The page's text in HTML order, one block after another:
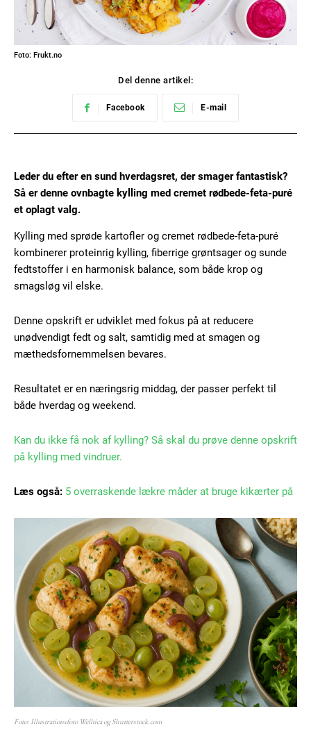
Foto: Frukt.no
Del denne artikel:
Facebook E-mail
Leder du efter en sund hverdagsret, der smager fantastisk?
Så er denne ovnbagte kylling med cremet rødbede-feta-puré
et oplagt valg.
Kylling med sprøde kartofler og cremet rødbede-feta-puré
kombinerer proteinrig kylling, fiberrige grøntsager og sunde
fedtstoffer i en harmonisk balance, som både krop og
smagsløg vil elske.
Denne opskrift er udviklet med fokus på at reducere
unødvendigt fedt og salt, samtidig med at smagen og
mæthedsfornemmelsen bevares.
Resultatet er en næringsrig middag, der passer perfekt til
både hverdag og weekend.
Kan du ikke få nok af kylling? Så skal du prøve denne opskrift
på kylling med vindruer.
Læs også: 5 overraskende lækre måder at bruge kikærter på
Foto: Illustrationsfoto Welltica og Shutterstock.com